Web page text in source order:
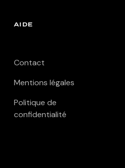
AIDE
Contact
Mentions légales
Politique de
confidentialité